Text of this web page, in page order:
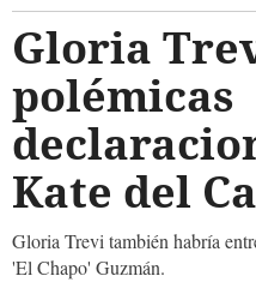
Gloria
polémicas
Kate del
Gloria Trevi también habría
'El Chapo' Guzmán.